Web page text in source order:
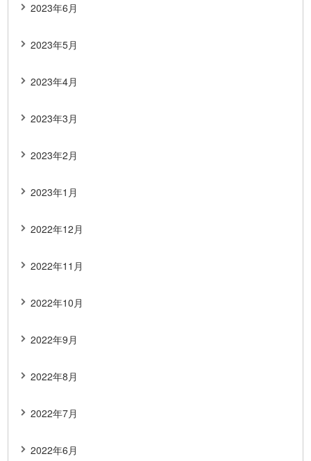
2023年6月
2023年5月
2023年4月
2023年3月
2023年2月
2023年1月
2022年12月
2022年11月
2022年10月
2022年9月
2022年8月
2022年7月
2022年6月